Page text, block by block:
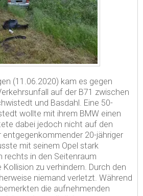
(11.06.2020) kam es gegen
auf der B71 zwischen
und Basdahl. Eine 50-
wollte mit ihrem BMW einen
dabei jedoch nicht auf den
entgegenkommender 20-jähriger
mit seinem Opel stark
rechts in den Seitenraum
zu verhindern. Durch den
niemand verletzt. Während
die aufnehmenden